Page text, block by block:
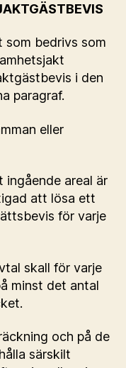
som bedrivs som
i den
paragraf.
eller
areal är
att lösa ett
för varje
skall för varje
minst det antal
och på de
särskilt